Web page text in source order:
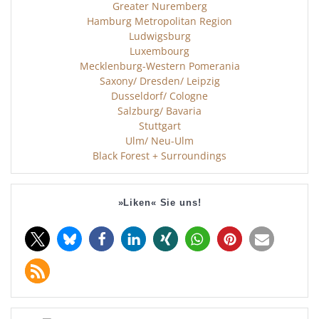
Greater Nuremberg
Hamburg Metropolitan Region
Ludwigsburg
Luxembourg
Mecklenburg-Western Pomerania
Saxony/ Dresden/ Leipzig
Dusseldorf/ Cologne
Salzburg/ Bavaria
Stuttgart
Ulm/ Neu-Ulm
Black Forest + Surroundings
»Liken« Sie uns!